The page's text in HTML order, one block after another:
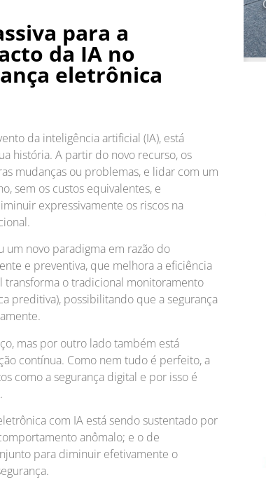
para a
da IA no
eletrônica
da inteligência artificial (IA), está
história. A partir do novo recurso, os
mudanças ou problemas, e lidar com um
sem os custos equivalentes, e
expressivamente os riscos na
um novo paradigma em razão do
e preventiva, que melhora a eficiência
transforma o tradicional monitoramento
preditiva), possibilitando que a segurança
mas por outro lado também está
contínua. Como nem tudo é perfeito, a
como a segurança digital e por isso é
com IA está sendo sustentado por
anômalo; e o de
para diminuir efetivamente o